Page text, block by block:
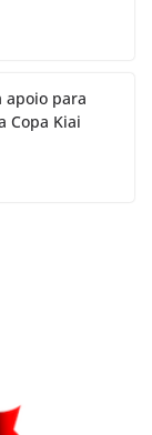
apoio para
Copa Kiai